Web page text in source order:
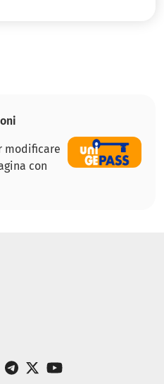
modificare
con
telegram
twitteryoutube